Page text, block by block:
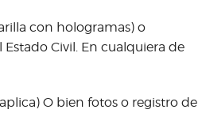
con hologramas) o
Civil. En cualquiera de
O bien fotos o registro de